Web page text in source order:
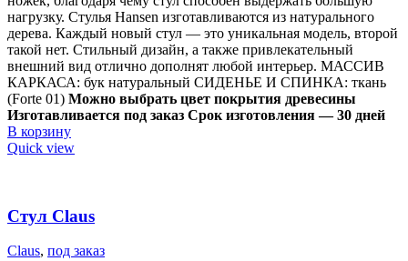
нагрузку. Стулья Hansen изготавливаются из натурального
дерева. Каждый новый стул — это уникальная модель, второй
такой нет. Стильный дизайн, а также привлекательный
внешний вид отлично дополнят любой интерьер. МАССИВ
КАРКАСА: бук натуральный СИДЕНЬЕ И СПИНКА: ткань
(Forte 01) Можно выбрать цвет покрытия древесины
Изготавливается под заказ Срок изготовления — 30 дней
В корзину
Quick view
Стул Claus
Claus, под заказ